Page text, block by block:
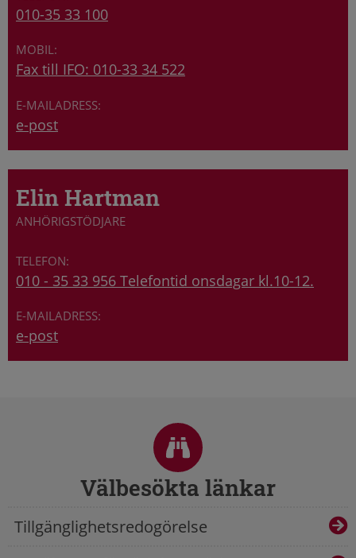
010-35 33 100
Fax till IFO: 010-33 34 522
e-post
Elin Hartman
ANHÖRIGSTÖDJARE
010 - 35 33 956 Telefontid onsdagar kl.10-12.
e-post
Välbesökta länkar
Tillgänglighetsredogörelse